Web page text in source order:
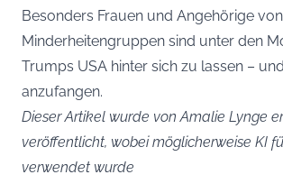
Besonders Frauen und Angehörige von
Minderheitengruppen sind unter den
Trumps USA hinter sich zu lassen –
anzufangen.
Dieser Artikel wurde von Amalie Lynge
veröffentlicht, wobei möglicherweise KI
verwendet wurde